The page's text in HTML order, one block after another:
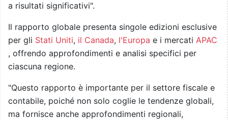
a risultati significativi".
Il rapporto globale presenta singole edizioni esclusive
per gli Stati Uniti, il Canada, l'Europa e i mercati APAC
, offrendo approfondimenti e analisi specifici per
ciascuna regione.
"Questo rapporto è importante per il settore fiscale e
contabile, poiché non solo coglie le tendenze globali,
ma fornisce anche approfondimenti regionali,